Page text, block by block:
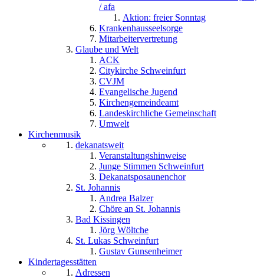
/ afa
Aktion: freier Sonntag
Krankenhausseelsorge
Mitarbeitervertretung
Glaube und Welt
ACK
Citykirche Schweinfurt
CVJM
Evangelische Jugend
Kirchengemeindeamt
Landeskirchliche Gemeinschaft
Umwelt
Kirchenmusik
dekanatsweit
Veranstaltungshinweise
Junge Stimmen Schweinfurt
Dekanatsposaunenchor
St. Johannis
Andrea Balzer
Chöre an St. Johannis
Bad Kissingen
Jörg Wöltche
St. Lukas Schweinfurt
Gustav Gunsenheimer
Kindertagesstätten
Adressen